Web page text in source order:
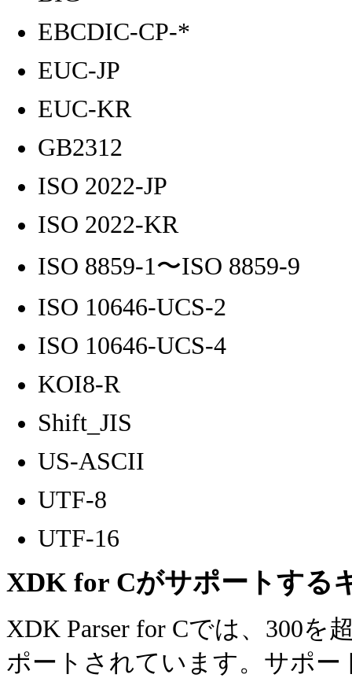
EBCDIC-CP-*
EUC-JP
EUC-KR
GB2312
ISO 2022-JP
ISO 2022-KR
ISO 8859-1〜ISO 8859-9
ISO 10646-UCS-2
ISO 10646-UCS-4
KOI8-R
Shift_JIS
US-ASCII
UTF-8
UTF-16
XDK for Cがサポートする
XDK Parser for Cでは、300
ポートされています。サポ